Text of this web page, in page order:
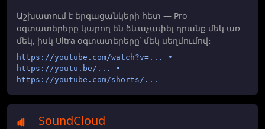
Աշխատում է երգացանկերի հետ — Pro
օգտատերերը կարող են ձևաչափել դրանք մեկ առ
մեկ, իսկ Ultra օգտատերերը՝ մեկ սեղմումով։
https://youtube.com/watch?v=... •
https://youtu.be/... •
https://youtube.com/shorts/...
SoundCloud